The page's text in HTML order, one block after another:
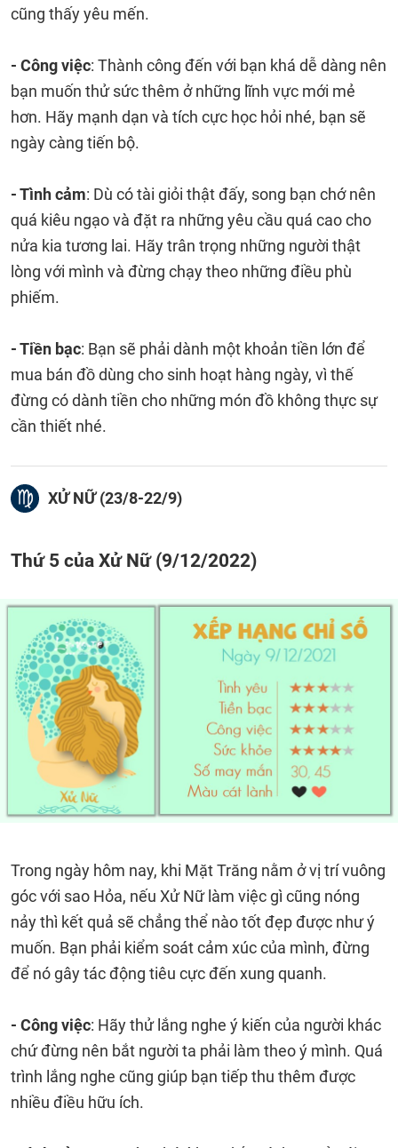
cũng thấy yêu mến.
- Công việc: Thành công đến với bạn khá dễ dàng nên
bạn muốn thử sức thêm ở những lĩnh vực mới mẻ
hơn. Hãy mạnh dạn và tích cực học hỏi nhé, bạn sẽ
ngày càng tiến bộ.
- Tình cảm: Dù có tài giỏi thật đấy, song bạn chớ nên
quá kiêu ngạo và đặt ra những yêu cầu quá cao cho
nửa kia tương lai. Hãy trân trọng những người thật
lòng với mình và đừng chạy theo những điều phù
phiếm.
- Tiền bạc: Bạn sẽ phải dành một khoản tiền lớn để
mua bán đồ dùng cho sinh hoạt hàng ngày, vì thế
đừng có dành tiền cho những món đồ không thực sự
cần thiết nhé.
XỬ NỮ (23/8-22/9)
Thứ 5 của Xử Nữ (9/12/2022)
Trong ngày hôm nay, khi Mặt Trăng nằm ở vị trí vuông
góc với sao Hỏa, nếu Xử Nữ làm việc gì cũng nóng
nảy thì kết quả sẽ chẳng thể nào tốt đẹp được như ý
muốn. Bạn phải kiểm soát cảm xúc của mình, đừng
để nó gây tác động tiêu cực đến xung quanh.
- Công việc: Hãy thử lắng nghe ý kiến của người khác
chứ đừng nên bắt người ta phải làm theo ý mình. Quá
trình lắng nghe cũng giúp bạn tiếp thu thêm được
nhiều điều hữu ích.